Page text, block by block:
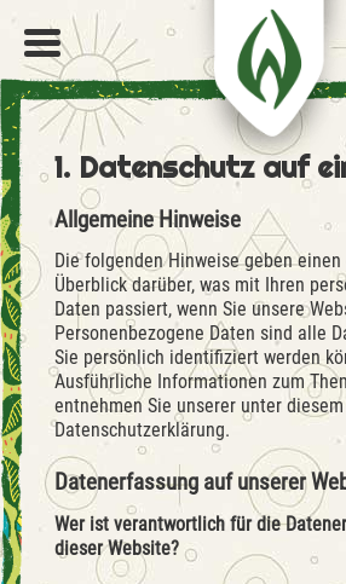
1. Datenschutz auf
Allgemeine Hinweise
Die folgenden Hinweise geben
Überblick darüber, was mit Ihren
Daten passiert, wenn Sie unsere
Personenbezogene Daten sind alle
Sie persönlich identifiziert werden
Ausführliche Informationen zum
entnehmen Sie unserer unter
Datenschutzerklärung.
Datenerfassung auf unserer
Wer ist verantwortlich für die
dieser Website?